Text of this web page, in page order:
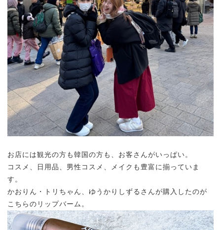
お店には観光の方も韓国の方も、お客さんがいっぱい。
コスメ、日用品、男性コスメ、メイクも豊富に揃っていま
す。
かおりん・トリちゃん、ゆうかりしずるさんが購入したのが
こちらのリップバーム。